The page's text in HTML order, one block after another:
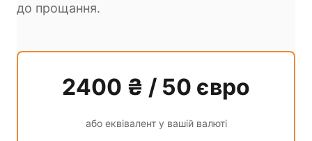
до прощання.
2400 ₴ / 50 євро
або еквівалент у вашій валюті